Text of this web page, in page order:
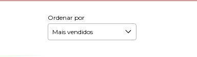
Ordenar por